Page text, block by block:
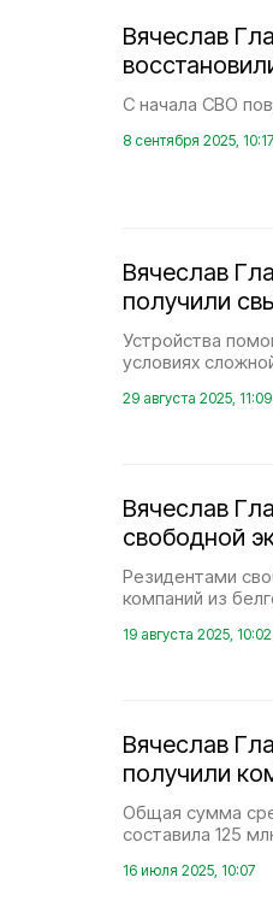
Вячеслав
С начала СВО
8 сентября 2025, 10:17
Вячеслав
получили
Устройства
условиях
29 августа 2025, 11:09
Вячеслав
свободной
Резидентами
компаний из
19 августа 2025, 10:02
Вячеслав
получили
Общая сумма
составила 125
16 июля 2025, 10:07